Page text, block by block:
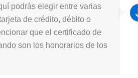
podrás elegir entre varias
de crédito, débito o
que el certificado de
son los honorarios de los